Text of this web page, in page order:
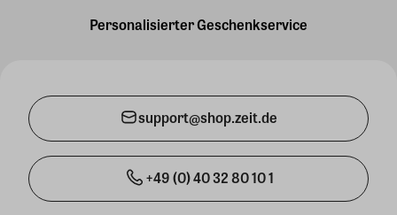
Personalisierter Geschenkservice
support@shop.zeit.de
+49 (0) 40 32 80 10 1